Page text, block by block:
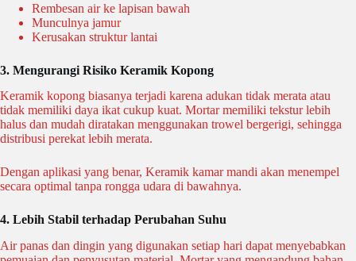
Rembesan air ke lapisan bawah
Munculnya jamur
Kerusakan struktur lantai
3. Mengurangi Risiko Keramik Kopong
Keramik kopong biasanya terjadi karena adukan tidak merata atau
tidak memiliki daya ikat cukup kuat. Mortar memiliki tekstur lebih
halus dan mudah diratakan menggunakan trowel bergerigi, sehingga
distribusi perekat lebih merata.
Dengan aplikasi yang benar, Keramik kamar mandi akan menempel
secara optimal tanpa rongga udara di bawahnya.
4. Lebih Stabil terhadap Perubahan Suhu
Air panas dan dingin yang digunakan setiap hari dapat menyebabkan